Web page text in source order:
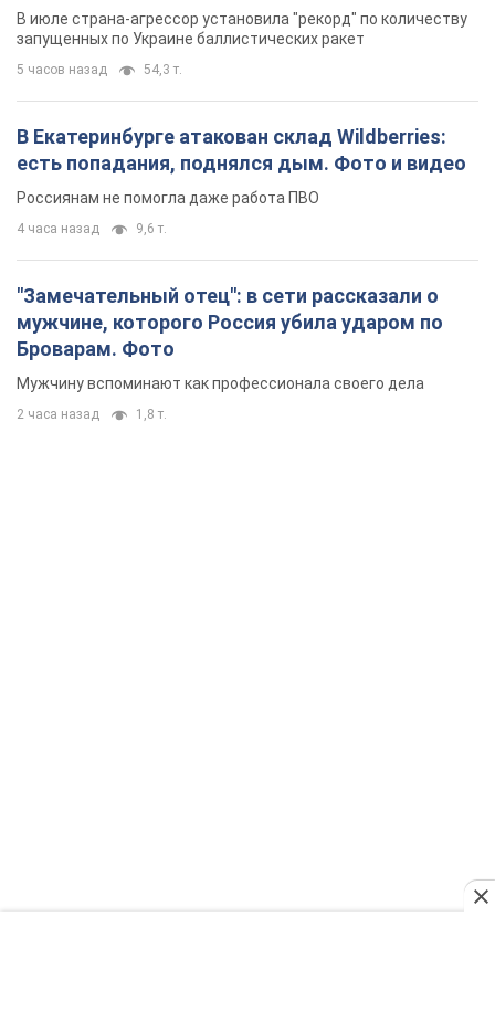
В июле страна-агрессор установила "рекорд" по количеству
запущенных по Украине баллистических ракет
5 часов назад 54,3 т.
В Екатеринбурге атакован склад Wildberries:
есть попадания, поднялся дым. Фото и видео
Россиянам не помогла даже работа ПВО
4 часа назад 9,6 т.
"Замечательный отец": в сети рассказали о
мужчине, которого Россия убила ударом по
Броварам. Фото
Мужчину вспоминают как профессионала своего дела
2 часа назад 1,8 т.